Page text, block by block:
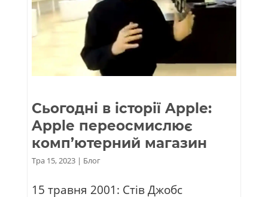
Сьогодні в історії Apple:
Apple переосмислює
комп’ютерний магазин
Тра 15, 2023| Блог
15 травня 2001: Стів Джобс